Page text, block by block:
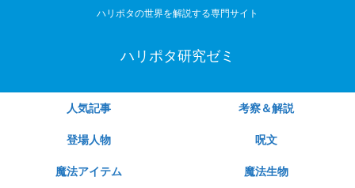
ハリポタの世界を解説する専門サイト
ハリポタ研究ゼミ
人気記事 考察＆解説
登場人物 呪文
魔法アイテム 魔法生物